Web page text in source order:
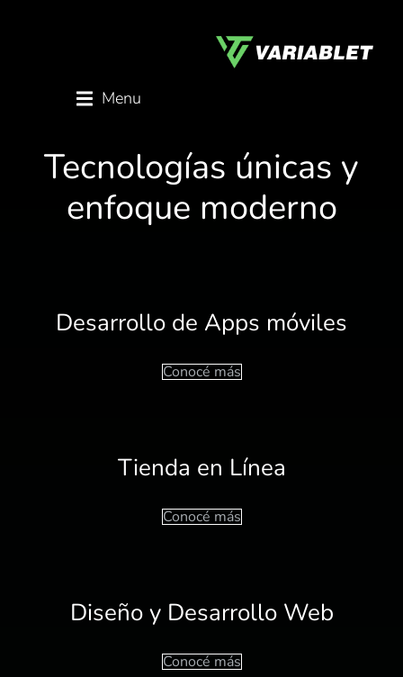
Menu
Tecnologías únicas y
enfoque moderno
Desarrollo de Apps móviles
Conocé más
Tienda en Línea
Conocé más
Diseño y Desarrollo Web
Conocé más